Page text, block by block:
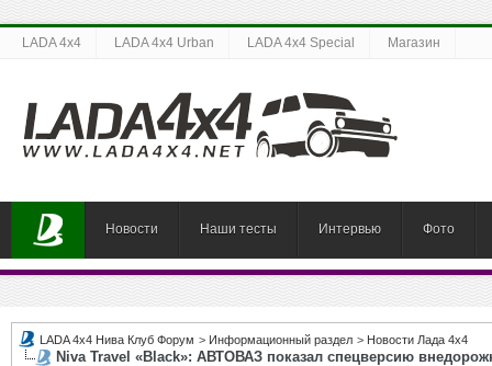
LADA 4x4 LADA 4x4 Urban LADA 4x4 Special Магазин
Новости Наши тесты Интервью Фото
LADA 4x4 Нива Клуб Форум > Информационный раздел > Новости Лада 4х4
Niva Travel «Black»: АВТОВАЗ показал спецверсию